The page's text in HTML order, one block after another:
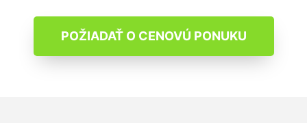
POŽIADAŤ O CENOVÚ PONUKU